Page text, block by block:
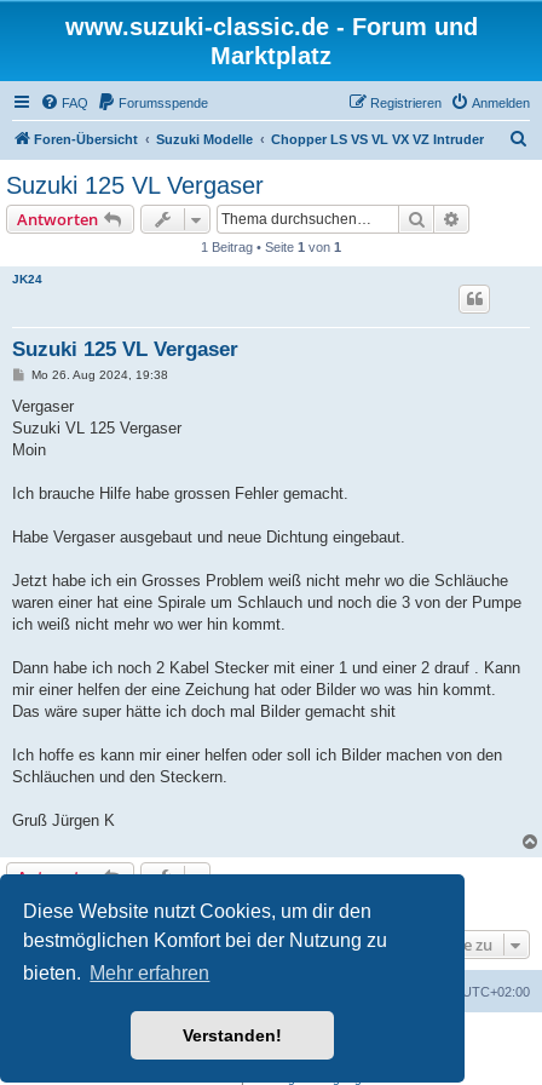
Diese Website nutzt Cookies, um dir den
bestmöglichen Komfort bei der Nutzung zu
bieten. Mehr erfahren
Verstanden!
www.suzuki-classic.de - Forum und
Marktplatz
FAQ Forumsspende Anmelden
Registrieren
Foren-Übersicht Suzuki Modelle Chopper LS VS VL VX VZ Intruder
Suzuki 125 VL Vergaser
Antworten Suche
1 Beitrag • Seite 1 von 1
JK24
Suzuki 125 VL Vergaser
B
i
r
a
Mo 26. Aug 2024, 19:38
Vergaser
Suzuki VL 125 Vergaser
Moin
Ich brauche Hilfe habe grossen Fehler gemacht.
Habe Vergaser ausgebaut und neue Dichtung eingebaut.
Jetzt habe ich ein Grosses Problem weiß nicht mehr wo die Schläuche
waren einer hat eine Spirale um Schlauch und noch die 3 von der Pumpe
ich weiß nicht mehr wo wer hin kommt.
Dann habe ich noch 2 Kabel Stecker mit einer 1 und einer 2 drauf . Kann
mir einer helfen der eine Zeichung hat oder Bilder wo was hin kommt.
Das wäre super hätte ich doch mal Bilder gemacht shit
Ich hoffe es kann mir einer helfen oder soll ich Bilder machen von den
Schläuchen und den Steckern.
Gruß Jürgen K
Antworten
1 Beitrag • Seite1von 1
Gehe zu
UTC+02:00
Powered byphpBB® Forum Software © phpBB Limited
phpBB.de